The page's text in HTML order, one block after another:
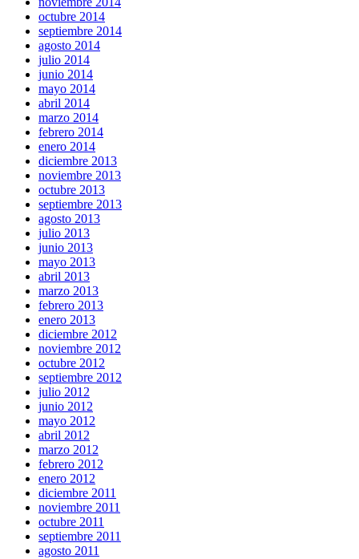
octubre 2014
septiembre 2014
agosto 2014
julio 2014
junio 2014
mayo 2014
abril 2014
marzo 2014
febrero 2014
enero 2014
diciembre 2013
noviembre 2013
octubre 2013
septiembre 2013
agosto 2013
julio 2013
junio 2013
mayo 2013
abril 2013
marzo 2013
febrero 2013
enero 2013
diciembre 2012
noviembre 2012
octubre 2012
septiembre 2012
julio 2012
junio 2012
mayo 2012
abril 2012
marzo 2012
febrero 2012
enero 2012
diciembre 2011
noviembre 2011
octubre 2011
septiembre 2011
agosto 2011